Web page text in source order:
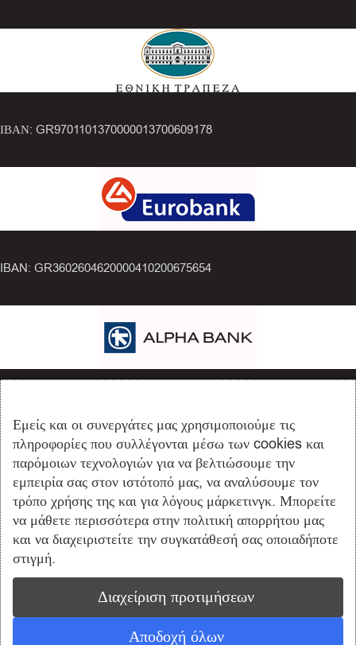
ΙΒΑΝ: GR9701101370000013700609178
IBAN: GR3602604620000410200675654
ΙΒΑΝ: GR8101403900390002002009826
ΙΒΑΝ: GR1403400200020004551027197
ΕΞΥΠΗΡΕΤΗΣΗ ΠΕΛΑΤΩΝ
Εμείς και οι συνεργάτες μας χρησιμοποιούμε τις
πληροφορίες που συλλέγονται μέσω των cookies και
παρόμοιων τεχνολογιών για να βελτιώσουμε την
εμπειρία σας στον ιστότοπό μας, να αναλύσουμε τον
τρόπο χρήσης της και για λόγους μάρκετινγκ. Μπορείτε
να μάθετε περισσότερα στην πολιτική απορρήτου μας
και να διαχειριστείτε την συγκατάθεσή σας οποιαδήποτε
στιγμή.
Διαχείριση προτιμήσεων
Αποδοχή όλων